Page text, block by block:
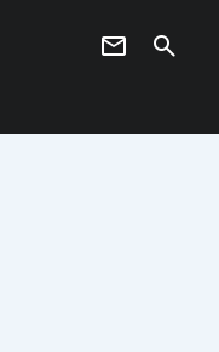
newsletter search